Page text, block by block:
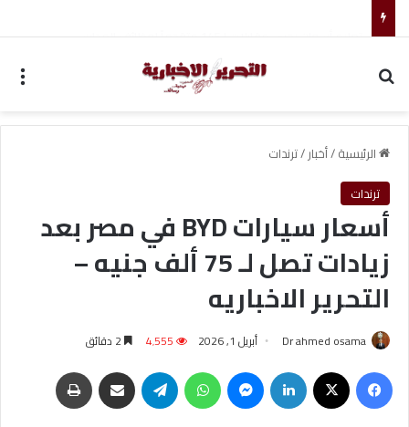
الرئيسية/أخبار/ترندات
ترندات
أسعار سيارات BYD في مصر بعد
زيادات تصل لـ 75 ألف جنيه –
التحرير الاخباريه
Dr ahmed osama أبريل 1, 2026 4٬555